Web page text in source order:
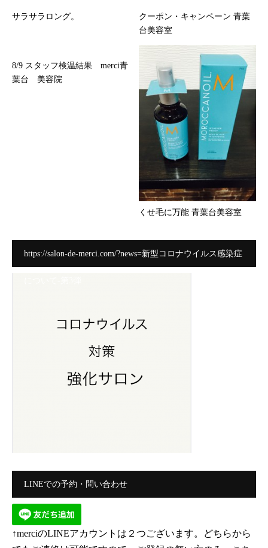
サラサラロング。
クーポン・キャンペーン 青葉
台美容室
8/9 スタッフ検温結果 merci青
葉台 美容院
くせ毛に万能 青葉台美容室
https://salon-de-merci.com/?news=新型コロナウイルス感染症
LINEでの予約・問い合わせ
↑merciのLINEアカウントは２つございます。どちらから